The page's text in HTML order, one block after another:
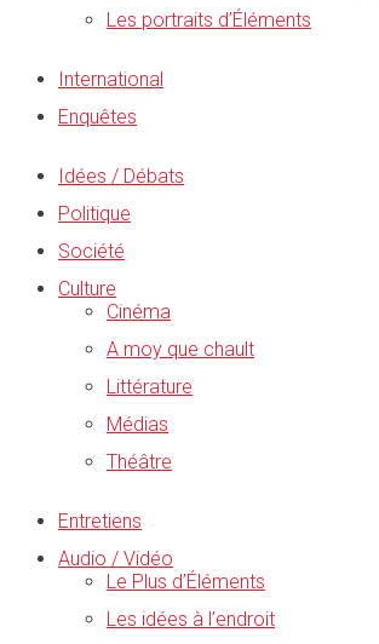
Les portraits d’Éléments
International
Enquêtes
Idées / Débats
Politique
Société
Culture
Cinéma
A moy que chault
Littérature
Médias
Théâtre
Entretiens
Audio / Vidéo
Le Plus d’Éléments
Les idées à l’endroit